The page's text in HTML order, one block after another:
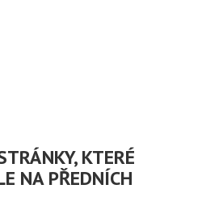
KTERÉ
NA PŘEDNÍCH